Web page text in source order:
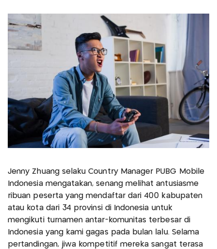
Jenny Zhuang selaku Country Manager PUBG Mobile
Indonesia mengatakan, senang melihat antusiasme
ribuan peserta yang mendaftar dari 400 kabupaten
atau kota dari 34 provinsi di Indonesia untuk
mengikuti turnamen antar-komunitas terbesar di
Indonesia yang kami gagas pada bulan lalu. Selama
pertandingan, jiwa kompetitif mereka sangat terasa